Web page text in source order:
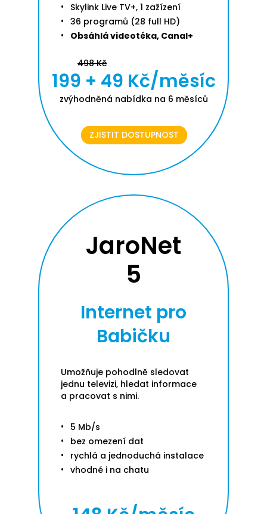
Skylink Live TV+, 1 zažízení
36 programů (28 full HD)
Obsáhlá videotéka, Canal+
498 Kč
199 + 49 Kč/měsíc
zvýhodněná nabídka na 6 měsíců
ZJISTIT DOSTUPNOST
JaroNet
5
Internet pro
Babičku
Umožňuje pohodlně sledovat
jednu televizi, hledat informace
a pracovat s nimi.
5 Mb/s
bez omezení dat
rychlá a jednoduchá instalace
vhodné i na chatu